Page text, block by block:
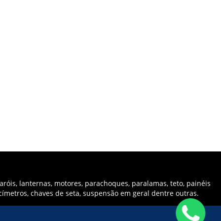
lanternas, motores, parachoques, paralamas, teto, painéis
chaves de seta, suspensão em geral dentre outras.